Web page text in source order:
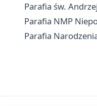
Parafia św.
Parafia NMP
Parafia